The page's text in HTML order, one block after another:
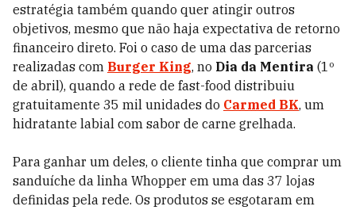
estratégia também quando quer atingir outros
objetivos, mesmo que não haja expectativa de retorno
financeiro direto. Foi o caso de uma das parcerias
realizadas com Burger King, no Dia da Mentira (1º
de abril), quando a rede de fast-food distribuiu
gratuitamente 35 mil unidades do Carmed BK, um
hidratante labial com sabor de carne grelhada.
Para ganhar um deles, o cliente tinha que comprar um
sanduíche da linha Whopper em uma das 37 lojas
definidas pela rede. Os produtos se esgotaram em